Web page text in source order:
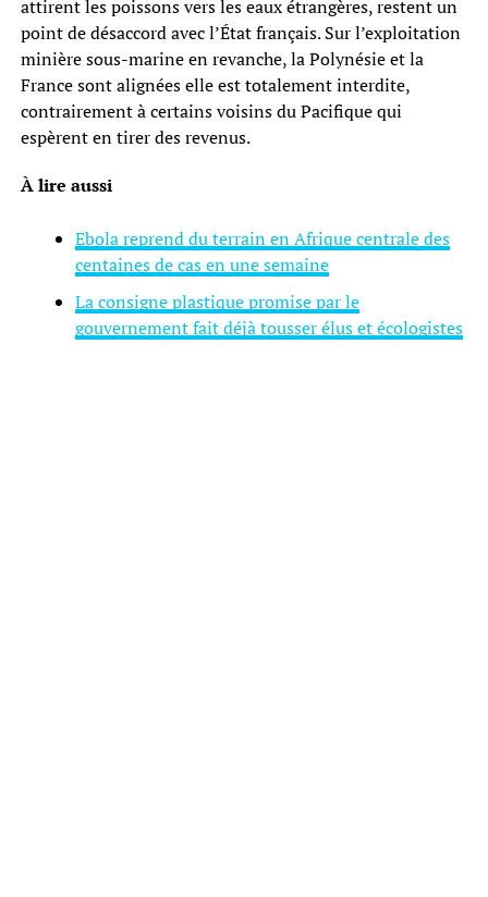
attirent les poissons vers les eaux étrangères, restent un
point de désaccord avec l’État français. Sur l’exploitation
minière sous-marine en revanche, la Polynésie et la
France sont alignées elle est totalement interdite,
contrairement à certains voisins du Pacifique qui
espèrent en tirer des revenus.
À lire aussi
Ebola reprend du terrain en Afrique centrale des
centaines de cas en une semaine
La consigne plastique promise par le
gouvernement fait déjà tousser élus et écologistes